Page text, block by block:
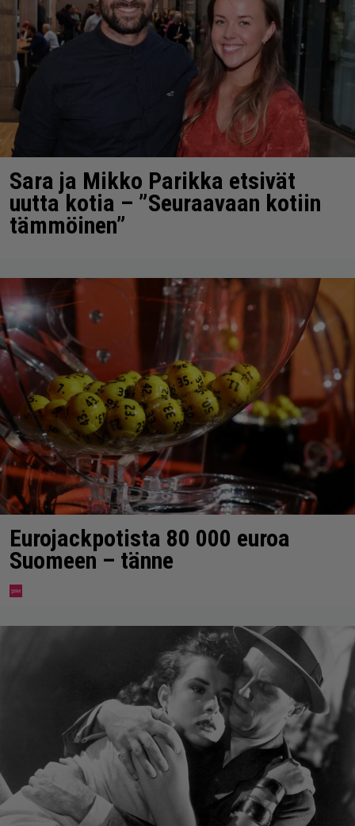
Sara ja Mikko Parikka etsivät
uutta kotia – ”Seuraavaan kotiin
tämmöinen”
Eurojackpotista 80 000 euroa
Suomeen – tänne